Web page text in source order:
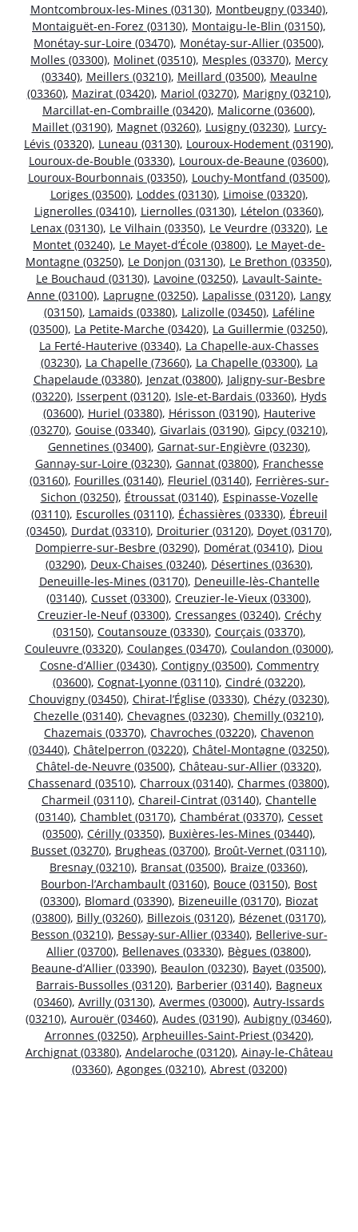
Montcombroux-les-Mines (03130), Montbeugny (03340),
Montaiguët-en-Forez (03130), Montaigu-le-Blin (03150),
Monétay-sur-Loire (03470), Monétay-sur-Allier (03500),
Molles (03300), Molinet (03510), Mesples (03370), Mercy
(03340), Meillers (03210), Meillard (03500), Meaulne
(03360), Mazirat (03420), Mariol (03270), Marigny (03210),
Marcillat-en-Combraille (03420), Malicorne (03600),
Maillet (03190), Magnet (03260), Lusigny (03230), Lurcy-
Lévis (03320), Luneau (03130), Louroux-Hodement (03190),
Louroux-de-Bouble (03330), Louroux-de-Beaune (03600),
Louroux-Bourbonnais (03350), Louchy-Montfand (03500),
Loriges (03500), Loddes (03130), Limoise (03320),
Lignerolles (03410), Liernolles (03130), Lételon (03360),
Lenax (03130), Le Vilhain (03350), Le Veurdre (03320), Le
Montet (03240), Le Mayet-d’École (03800), Le Mayet-de-
Montagne (03250), Le Donjon (03130), Le Brethon (03350),
Le Bouchaud (03130), Lavoine (03250), Lavault-Sainte-
Anne (03100), Laprugne (03250), Lapalisse (03120), Langy
(03150), Lamaids (03380), Lalizolle (03450), Laféline
(03500), La Petite-Marche (03420), La Guillermie (03250),
La Ferté-Hauterive (03340), La Chapelle-aux-Chasses
(03230), La Chapelle (73660), La Chapelle (03300), La
Chapelaude (03380), Jenzat (03800), Jaligny-sur-Besbre
(03220), Isserpent (03120), Isle-et-Bardais (03360), Hyds
(03600), Huriel (03380), Hérisson (03190), Hauterive
(03270), Gouise (03340), Givarlais (03190), Gipcy (03210),
Gennetines (03400), Garnat-sur-Engièvre (03230),
Gannay-sur-Loire (03230), Gannat (03800), Franchesse
(03160), Fourilles (03140), Fleuriel (03140), Ferrières-sur-
Sichon (03250), Étroussat (03140), Espinasse-Vozelle
(03110), Escurolles (03110), Échassières (03330), Ébreuil
(03450), Durdat (03310), Droiturier (03120), Doyet (03170),
Dompierre-sur-Besbre (03290), Domérat (03410), Diou
(03290), Deux-Chaises (03240), Désertines (03630),
Deneuille-les-Mines (03170), Deneuille-lès-Chantelle
(03140), Cusset (03300), Creuzier-le-Vieux (03300),
Creuzier-le-Neuf (03300), Cressanges (03240), Créchy
(03150), Coutansouze (03330), Courçais (03370),
Couleuvre (03320), Coulanges (03470), Coulandon (03000),
Cosne-d’Allier (03430), Contigny (03500), Commentry
(03600), Cognat-Lyonne (03110), Cindré (03220),
Chouvigny (03450), Chirat-l’Église (03330), Chézy (03230),
Chezelle (03140), Chevagnes (03230), Chemilly (03210),
Chazemais (03370), Chavroches (03220), Chavenon
(03440), Châtelperron (03220), Châtel-Montagne (03250),
Châtel-de-Neuvre (03500), Château-sur-Allier (03320),
Chassenard (03510), Charroux (03140), Charmes (03800),
Charmeil (03110), Chareil-Cintrat (03140), Chantelle
(03140), Chamblet (03170), Chambérat (03370), Cesset
(03500), Cérilly (03350), Buxières-les-Mines (03440),
Busset (03270), Brugheas (03700), Broût-Vernet (03110),
Bresnay (03210), Bransat (03500), Braize (03360),
Bourbon-l’Archambault (03160), Bouce (03150), Bost
(03300), Blomard (03390), Bizeneuille (03170), Biozat
(03800), Billy (03260), Billezois (03120), Bézenet (03170),
Besson (03210), Bessay-sur-Allier (03340), Bellerive-sur-
Allier (03700), Bellenaves (03330), Bègues (03800),
Beaune-d’Allier (03390), Beaulon (03230), Bayet (03500),
Barrais-Bussolles (03120), Barberier (03140), Bagneux
(03460), Avrilly (03130), Avermes (03000), Autry-Issards
(03210), Aurouër (03460), Audes (03190), Aubigny (03460),
Arronnes (03250), Arpheuilles-Saint-Priest (03420),
Archignat (03380), Andelaroche (03120), Ainay-le-Château
(03360), Agonges (03210), Abrest (03200)